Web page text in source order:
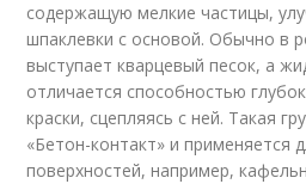
содержащую мелкие частицы,
шпаклевки с основой. Обычно в
выступает кварцевый песок, а
отличается способностью
краски, сцепляясь с ней. Такая
«Бетон-контакт» и применяется
поверхностей, например,